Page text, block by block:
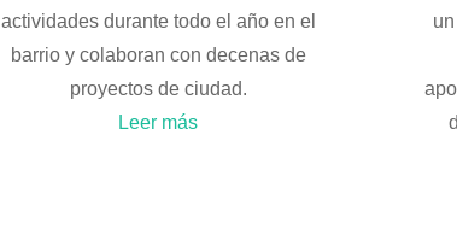
actividades durante todo el año en el
barrio y colaboran con decenas de
proyectos de ciudad.
Leer más